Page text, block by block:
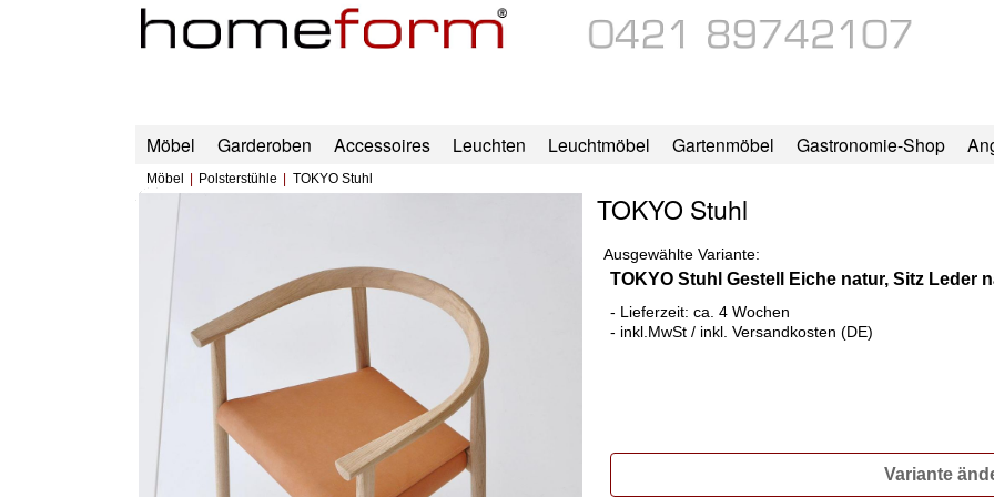
Möbel Garderoben Accessoires Leuchten Leuchtmöbel Gartenmöbel Gastronomie-Shop
Möbel Polsterstühle TOKYO Stuhl
TOKYO Stuhl
Ausgewählte Variante:
TOKYO Stuhl Gestell Eiche natur, Sitz Leder
- Lieferzeit: ca. 4 Wochen
- inkl.MwSt / inkl. Versandkosten (DE)
Variante